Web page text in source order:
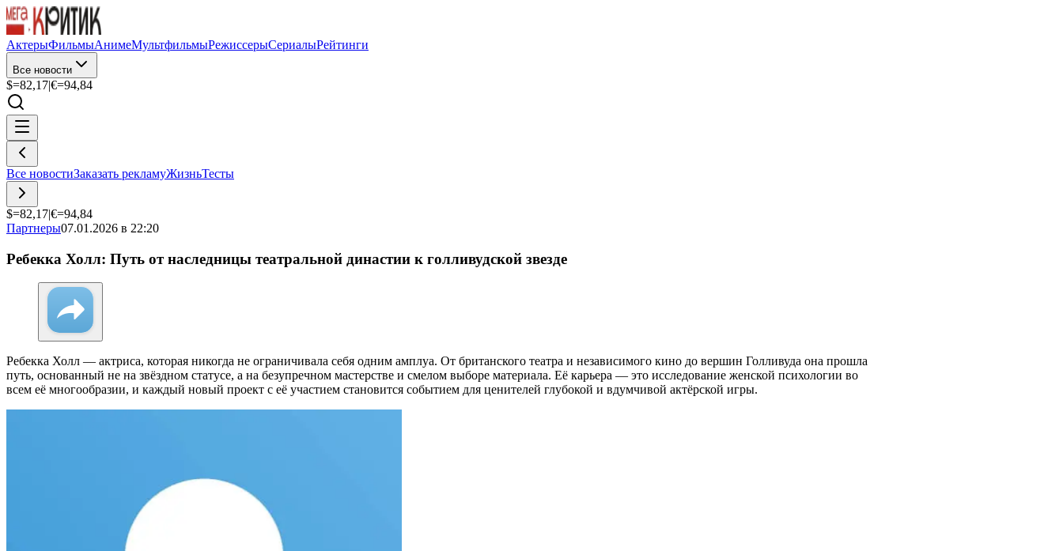
АктерыФильмыАнимеМультфильмыРежиссерыСериалыРейтинги
Все новости
$=82,17|€=94,84
Все новостиЗаказать рекламуЖизньТесты
$=82,17|€=94,84
Партнеры07.01.2026 в 22:20
Ребекка Холл: Путь от наследницы театральной династии к голливудской звезде
Ребекка Холл — актриса, которая никогда не ограничивала себя одним амплуа. От британского театра и независимого кино до вершин Голливуда она прошла
путь, основанный не на звёздном статусе, а на безупречном мастерстве и смелом выборе материала. Её карьера — это исследование женской психологии во
всем её многообразии, и каждый новый проект с её участием становится событием для ценителей глубокой и вдумчивой актёрской игры.